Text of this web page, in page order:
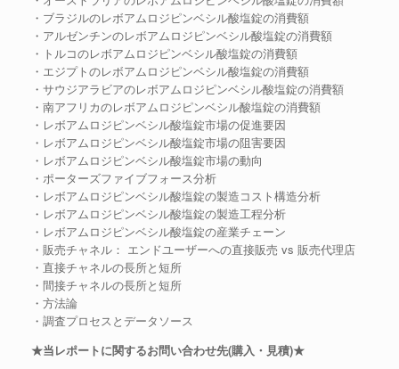
・ブラジルのレボアムロジピンベシル酸塩錠の消費額
・アルゼンチンのレボアムロジピンベシル酸塩錠の消費額
・トルコのレボアムロジピンベシル酸塩錠の消費額
・エジプトのレボアムロジピンベシル酸塩錠の消費額
・サウジアラビアのレボアムロジピンベシル酸塩錠の消費額
・南アフリカのレボアムロジピンベシル酸塩錠の消費額
・レボアムロジピンベシル酸塩錠市場の促進要因
・レボアムロジピンベシル酸塩錠市場の阻害要因
・レボアムロジピンベシル酸塩錠市場の動向
・ポーターズファイブフォース分析
・レボアムロジピンベシル酸塩錠の製造コスト構造分析
・レボアムロジピンベシル酸塩錠の製造工程分析
・レボアムロジピンベシル酸塩錠の産業チェーン
・販売チャネル： エンドユーザーへの直接販売 vs 販売代理店
・直接チャネルの長所と短所
・間接チャネルの長所と短所
・方法論
・調査プロセスとデータソース
★当レポートに関するお問い合わせ先(購入・見積)★